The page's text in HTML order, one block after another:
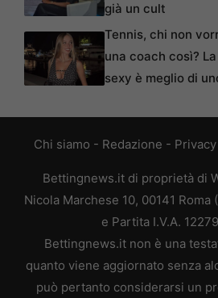
già un cult
Tennis, chi non
una coach così?
sexy è meglio di
Chi siamo - Redazione -
Bettingnews.it di proprietà di
Nicola Marchese 10, 00141 Roma
e Partita I.V.A.
Bettingnews.it non è una
quanto viene aggiornato senza
può pertanto considerarsi un